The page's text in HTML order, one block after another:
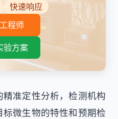
快速响应
程师
验方案
准定性分析，检测机构
微生物的特性和预期检